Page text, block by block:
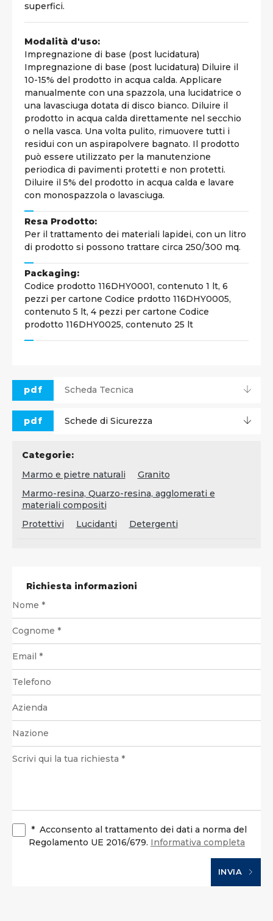
superfici.
Modalità d'uso:
Impregnazione di base (post lucidatura)
Impregnazione di base (post lucidatura) Diluire il
10-15% del prodotto in acqua calda. Applicare
manualmente con una spazzola, una lucidatrice o
una lavasciuga dotata di disco bianco. Diluire il
prodotto in acqua calda direttamente nel secchio
o nella vasca. Una volta pulito, rimuovere tutti i
residui con un aspirapolvere bagnato. Il prodotto
può essere utilizzato per la manutenzione
periodica di pavimenti protetti e non protetti.
Diluire il 5% del prodotto in acqua calda e lavare
con monospazzola o lavasciuga.
Resa Prodotto:
Per il trattamento dei materiali lapidei, con un litro
di prodotto si possono trattare circa 250/300 mq.
Packaging:
Codice prodotto 116DHY0001, contenuto 1 lt, 6
pezzi per cartone Codice prdotto 116DHY0005,
contenuto 5 lt, 4 pezzi per cartone Codice
prodotto 116DHY0025, contenuto 25 lt
pdf Scheda Tecnica
pdf Schede di Sicurezza
Categorie:
Marmo e pietre naturali
Granito
Marmo-resina, Quarzo-resina, agglomerati e
materiali compositi
Protettivi
Lucidanti Detergenti
Richiesta informazioni
* Acconsento al trattamento dei dati a norma del
Regolamento UE 2016/679. Informativa completa
INVIA